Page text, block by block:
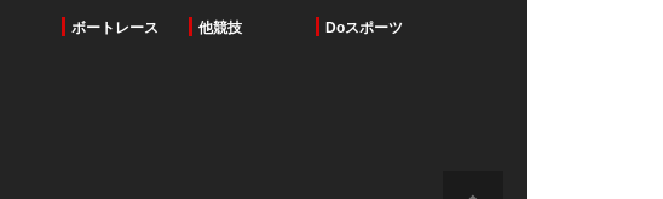
ボートレース 他競技 Doスポーツ